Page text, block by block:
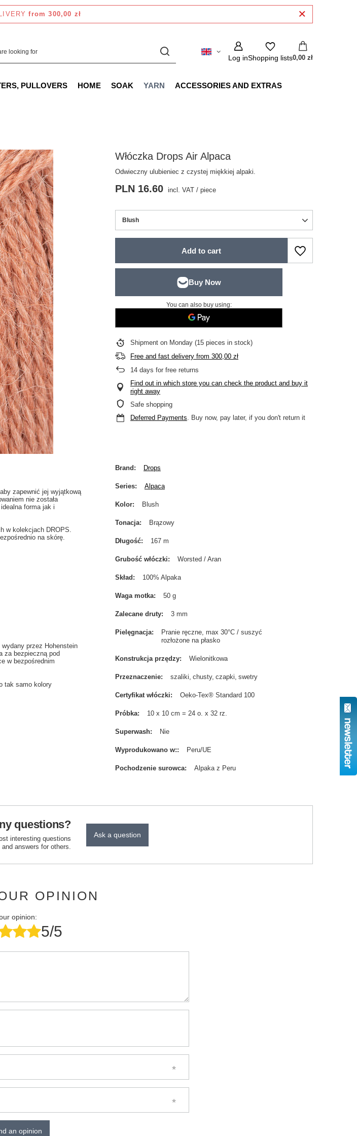
from 300,00 zł
Log inShopping lists0,00 zł
PULLOVERS HOME SOAK YARN
ACCESSORIES AND EXTRAS
Włóczka Drops Air Alpaca
Odwieczny ulubieniec z czystej miękkiej alpaki.
Blush
PLN 16.60 incl. VAT /piece
Add to cart
You can also buy using:
Shipmenton Monday (15 pieces in stock)
Free and fast delivery from300,00 zł
14 days for free returns
Find out in which store you can check the product and buy it
right away
Safe shopping
Deferred Payments. Buy now, pay later, if you don't return it
zapewnić jej wyjątkową
nie została
forma jak i
w kolekcjach DROPS.
na skórę.
przez Hohenstein
za bezpieczną pod
w bezpośrednim
tak samo kolory
Brand Drops
Series Alpaca
Kolor Blush
Tonacja Brązowy
Długość 167 m
Grubość włóczki Worsted / Aran
Skład 100% Alpaka
Waga motka 50 g
Zalecane druty 3 mm
Pielęgnacja
Pranie ręczne, max 30°C / suszyć
rozłożone na płasko
Konstrukcja przędzy Wielonitkowa
Przeznaczenie szaliki chusty czapki swetry
Certyfikat włóczki Oeko-Tex® Standard 100
Próbka 10 x 10 cm = 24 o. x 32 rz.
Superwash Nie
Wyprodukowano w: Peru/UE
Pochodzenie surowca Alpaka z Peru
questions?
interesting questions
and answers for others.
Ask a question
OPINION
opinion:
5/5
an opinion